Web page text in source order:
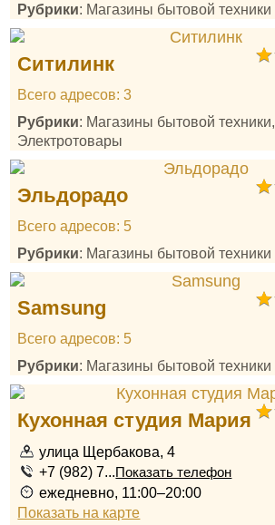
Рубрики: Магазины бытовой техники
Ситилинк
Всего адресов: 3
Рубрики: Магазины бытовой техники,
Электротовары
Эльдорадо
Всего адресов: 5
Рубрики: Магазины бытовой техники
Samsung
Всего адресов: 5
Рубрики: Магазины бытовой техники
Кухонная студия Мария
улица Щербакова, 4
+7 (982) 7...Показать телефон
ежедневно, 11:00–20:00
Показать на карте